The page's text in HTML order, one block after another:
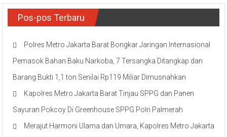
Pos-pos Terbaru
Polres Metro Jakarta Barat Bongkar Jaringan Internasional
Pemasok Bahan Baku Narkoba, 7 Tersangka Ditangkap dan
Barang Bukti 1,1 ton Senilai Rp119 Miliar Dimusnahkan
Kapolres Metro Jakarta Barat Tinjau SPPG dan Panen
Sayuran Pokcoy Di Greenhouse SPPG Polri Palmerah
Merajut Harmoni Ulama dan Umara, Kapolres Metro Jakarta